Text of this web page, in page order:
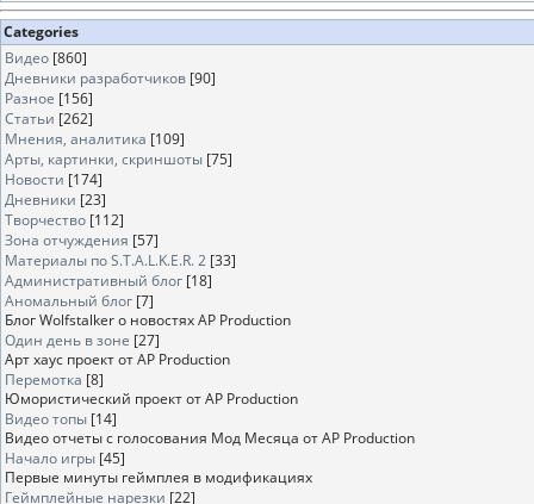
Categories
Видео [860]
Дневники разработчиков [90]
Разное [156]
Статьи [262]
Мнения, аналитика [109]
Арты, картинки, скриншоты [75]
Новости [174]
Дневники [23]
Творчество [112]
Зона отчуждения [57]
Материалы по S.T.A.L.K.E.R. 2 [33]
Административный блог [18]
Аномальный блог [7]
Блог Wolfstalker о новостях AP Production
Один день в зоне [27]
Арт хаус проект от AP Production
Перемотка [8]
Юмористический проект от AP Production
Видео топы [14]
Видео отчеты с голосования Мод Месяца от AP Production
Начало игры [45]
Первые минуты геймплея в модификациях
Геймплейные нарезки [22]